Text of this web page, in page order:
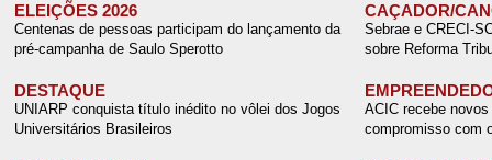
ELEIÇÕES 2026
Centenas de pessoas participam do lançamento da
pré-campanha de Saulo Sperotto
CAÇADOR/
Sebrae e CRECI-
sobre Reforma
DESTAQUE
UNIARP conquista título inédito no vôlei dos Jogos
Universitários Brasileiros
ACIC recebe
compromisso com